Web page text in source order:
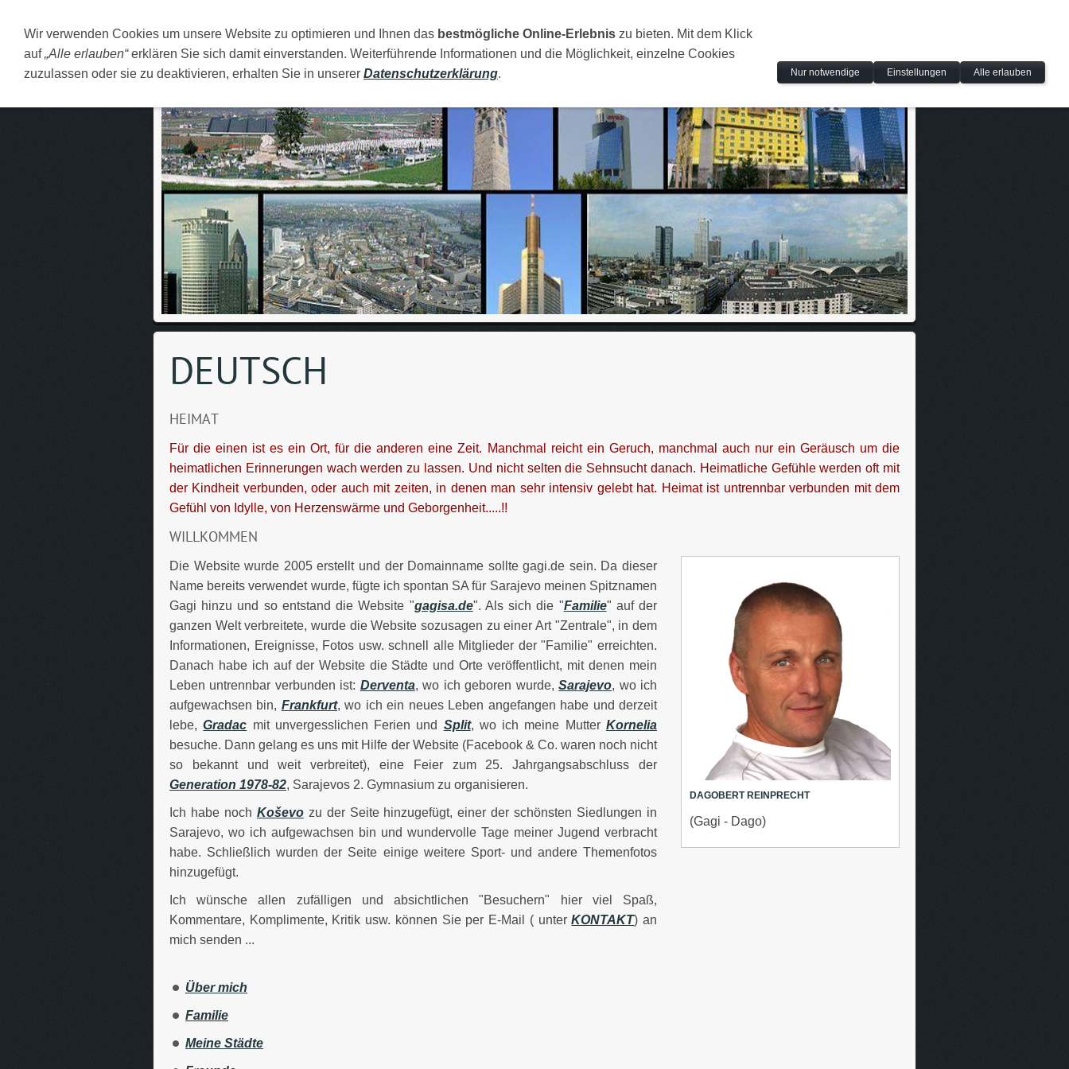
DEUTSCH O MENI FAMILIJA MOJI GRADOVI RAJA FOTOS LINKOVI
DEUTSCH
HEIMAT
Für die einen ist es ein Ort, für die anderen eine Zeit. Manchmal reicht ein Geruch, manchmal auch nur ein Geräusch um die
heimatlichen Erinnerungen wach werden zu lassen. Und nicht selten die Sehnsucht danach. Heimatliche Gefühle werden oft mit
der Kindheit verbunden, oder auch mit zeiten, in denen man sehr intensiv gelebt hat. Heimat ist untrennbar verbunden mit dem
Gefühl von Idylle, von Herzenswärme und Geborgenheit.....!!
WILLKOMMEN
DAGOBERT REINPRECHT
(Gagi - Dago)
Die Website wurde 2005 erstellt und der Domainname sollte gagi.de sein. Da dieser
Name bereits verwendet wurde, fügte ich spontan SA für Sarajevo meinen Spitznamen
Gagi hinzu und so entstand die Website "gagisa.de". Als sich die "Familie" auf der
ganzen Welt verbreitete, wurde die Website sozusagen zu einer Art "Zentrale", in dem
Informationen, Ereignisse, Fotos usw. schnell alle Mitglieder der "Familie" erreichten.
Danach habe ich auf der Website die Städte und Orte veröffentlicht, mit denen mein
Leben untrennbar verbunden ist: Derventa, wo ich geboren wurde,Sarajevo, wo ich
aufgewachsen bin, Frankfurt, wo ich ein neues Leben angefangen habe und derzeit
lebe,Gradac mit unvergesslichen Ferien und Split, wo ich meine MutterKornelia
besuche. Dann gelang es uns mit Hilfe der Website (Facebook & Co. waren noch nicht
so bekannt und weit verbreitet), eine Feier zum 25. Jahrgangsabschluss der
Generation 1978-82, Sarajevos 2. Gymnasium zu organisieren.
Ich habe noch Koševozu der Seite hinzugefügt, einer der schönsten Siedlungen in
Sarajevo, wo ich aufgewachsen bin und wundervolle Tage meiner Jugend verbracht
habe. Schließlich wurden der Seite einige weitere Sport- und andere Themenfotos
hinzugefügt.
Ich wünsche allen zufälligen und absichtlichen "Besuchern" hier viel Spaß,
Kommentare, Komplimente, Kritik usw. können Sie per E-Mail ( unterKONTAKT) an
mich senden ...
Über mich
Familie
Meine Städte
Wir verwenden Cookies um unsere Website zu optimieren und Ihnen das bestmögliche Online-Erlebnis zu bieten. Mit dem Klick
auf„Alle erlauben“erklären Sie sich damit einverstanden. Weiterführende Informationen und die Möglichkeit, einzelne Cookies
zuzulassen oder sie zu deaktivieren, erhalten Sie in unserer Datenschutzerklärung. Nur notwendige Einstellungen Alle erlauben